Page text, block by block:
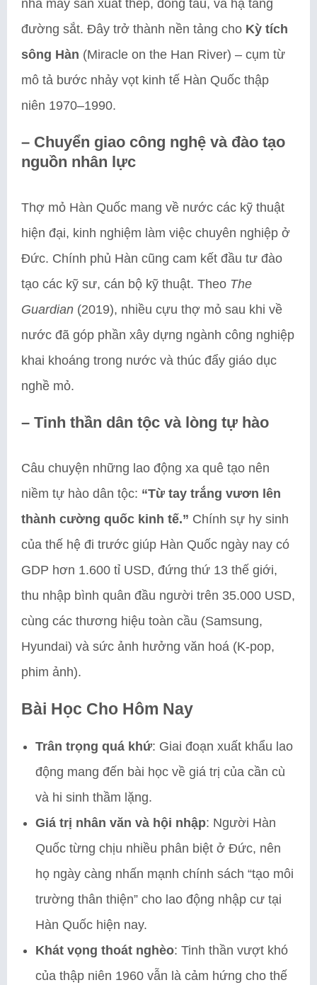
nhà máy sản xuất thép, đóng tàu, và hạ tầng
đường sắt. Đây trở thành nền tảng cho Kỳ tích
sông Hàn (Miracle on the Han River) – cụm từ
mô tả bước nhảy vọt kinh tế Hàn Quốc thập
niên 1970–1990.
– Chuyển giao công nghệ và đào tạo
nguồn nhân lực
Thợ mỏ Hàn Quốc mang về nước các kỹ thuật
hiện đại, kinh nghiệm làm việc chuyên nghiệp ở
Đức. Chính phủ Hàn cũng cam kết đầu tư đào
tạo các kỹ sư, cán bộ kỹ thuật. Theo The
Guardian (2019), nhiều cựu thợ mỏ sau khi về
nước đã góp phần xây dựng ngành công nghiệp
khai khoáng trong nước và thúc đẩy giáo dục
nghề mỏ.
– Tinh thần dân tộc và lòng tự hào
Câu chuyện những lao động xa quê tạo nên
niềm tự hào dân tộc: “Từ tay trắng vươn lên
thành cường quốc kinh tế.” Chính sự hy sinh
của thế hệ đi trước giúp Hàn Quốc ngày nay có
GDP hơn 1.600 tỉ USD, đứng thứ 13 thế giới,
thu nhập bình quân đầu người trên 35.000 USD,
cùng các thương hiệu toàn cầu (Samsung,
Hyundai) và sức ảnh hưởng văn hoá (K-pop,
phim ảnh).
Bài Học Cho Hôm Nay
Trân trọng quá khứ: Giai đoạn xuất khẩu lao
động mang đến bài học về giá trị của cần cù
và hi sinh thầm lặng.
Giá trị nhân văn và hội nhập: Người Hàn
Quốc từng chịu nhiều phân biệt ở Đức, nên
họ ngày càng nhấn mạnh chính sách “tạo môi
trường thân thiện” cho lao động nhập cư tại
Hàn Quốc hiện nay.
Khát vọng thoát nghèo: Tinh thần vượt khó
của thập niên 1960 vẫn là cảm hứng cho thế